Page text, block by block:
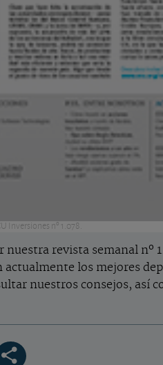
Inversiones nº 1.078.
nuestra revista semanal
los mejores
nuestros consejos, así